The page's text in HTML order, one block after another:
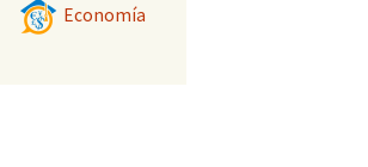
Economía